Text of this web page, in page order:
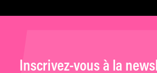
Inscrivez-vous à la